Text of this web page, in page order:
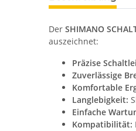
DerSHIMANO
auszeichnet:
Präzise
Zuverlässige
Komfortable
Langlebigkeit:
Einfache
Kompatibilität: